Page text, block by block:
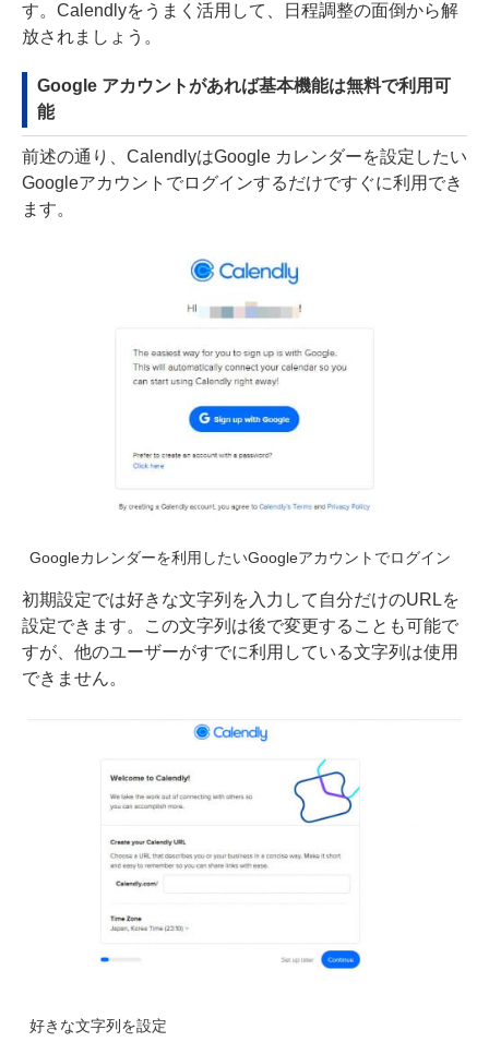
す。Calendlyをうまく活用して、日程調整の面倒から解
放されましょう。
Google アカウントがあれば基本機能は無料で利用可
能
前述の通り、CalendlyはGoogle カレンダーを設定したい
Googleアカウントでログインするだけですぐに利用でき
ます。
Googleカレンダーを利用したいGoogleアカウントでログイン
初期設定では好きな文字列を入力して自分だけのURLを
設定できます。この文字列は後で変更することも可能で
すが、他のユーザーがすでに利用している文字列は使用
できません。
好きな文字列を設定